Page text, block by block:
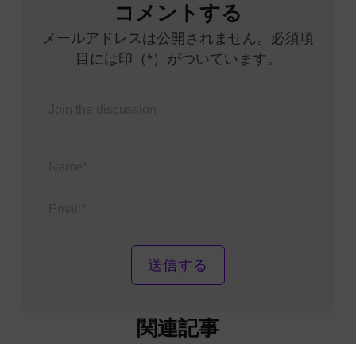
コメントする
メールアドレスは公開されません。必須項
目には印（*）がついています。
関連記事